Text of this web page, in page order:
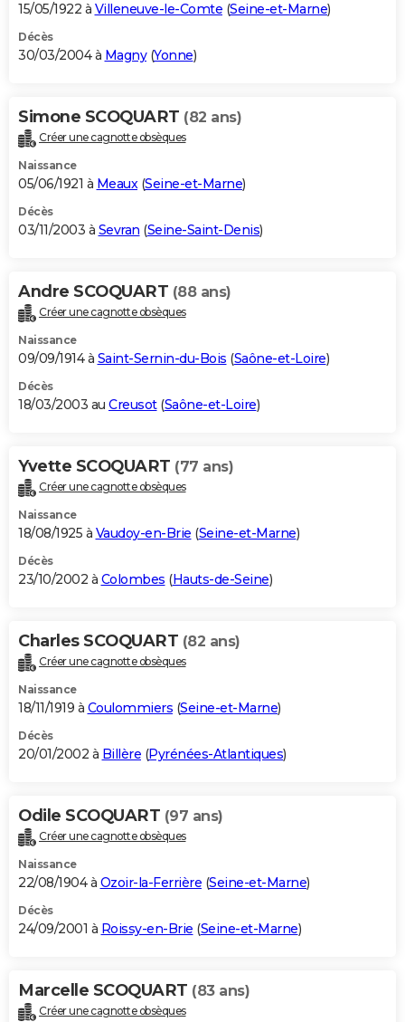
15/05/1922 à Villeneuve-le-Comte (Seine-et-Marne)
Décès
30/03/2004 à Magny(Yonne)
Simone SCOQUART (82 ans)
Créer une cagnotte obsèques
Naissance
05/06/1921 à Meaux(Seine-et-Marne)
Décès
03/11/2003 à Sevran (Seine-Saint-Denis)
Andre SCOQUART (88 ans)
Créer une cagnotte obsèques
Naissance
09/09/1914 à Saint-Sernin-du-Bois (Saône-et-Loire)
Décès
18/03/2003 au Creusot(Saône-et-Loire)
Yvette SCOQUART (77 ans)
Créer une cagnotte obsèques
Naissance
18/08/1925 à Vaudoy-en-Brie (Seine-et-Marne)
Décès
23/10/2002 à Colombes (Hauts-de-Seine)
Charles SCOQUART (82 ans)
Créer une cagnotte obsèques
Naissance
18/11/1919 à Coulommiers (Seine-et-Marne)
Décès
20/01/2002 à Billère (Pyrénées-Atlantiques)
Odile SCOQUART (97 ans)
Créer une cagnotte obsèques
Naissance
22/08/1904 à Ozoir-la-Ferrière (Seine-et-Marne)
Décès
24/09/2001 à Roissy-en-Brie (Seine-et-Marne)
Marcelle SCOQUART (83 ans)
Créer une cagnotte obsèques